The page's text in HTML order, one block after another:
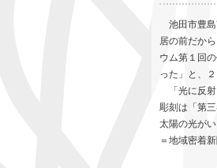
池田市豊島
居の前だか
ウム第１回
った」と、
「光に反射
彫刻は「第
太陽の光が
＝地域密着